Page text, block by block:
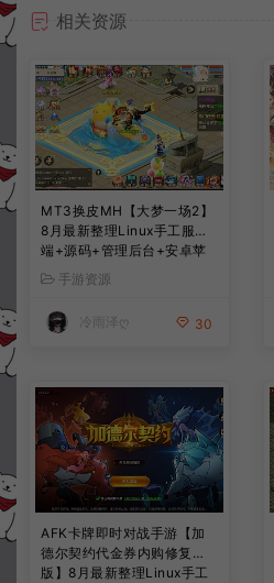
相关资源
MT3换皮MH【大梦一场2】
8月最新整理Linux手工服务
端+源码+管理后台+安卓苹
果双端+详细搭建教程+视频
教程
手游资源
冷雨泽ღ 30
AFK卡牌即时对战手游【加
德尔契约代金券内购修复
版】8月最新整理Linux手工